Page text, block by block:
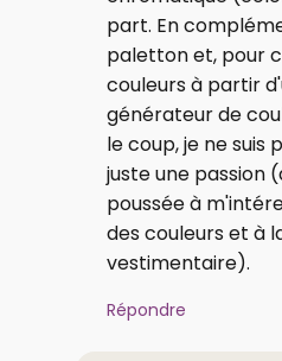
part. En
paletton et, pour
couleurs à partir
générateur de
le coup, je ne suis
juste une passion
poussée à
des couleurs et à
vestimentaire).
Répondre